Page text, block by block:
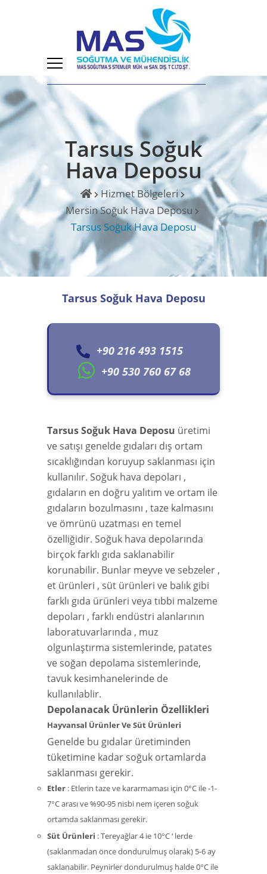
Tarsus Soğuk
Hava Deposu
Hizmet Bölgeleri
Mersin Soğuk Hava Deposu
Tarsus Soğuk Hava Deposu
Tarsus Soğuk Hava Deposu
+90 216 493 1515
+90 530 760 67 68
Tarsus Soğuk Hava Deposu üretimi
ve satışı genelde gıdaları dış ortam
sıcaklığından koruyup saklanması için
kullanılır. Soğuk hava depoları ,
gıdaların en doğru yalıtım ve ortam ile
gıdaların bozulmasını , taze kalmasını
ve ömrünü uzatması en temel
özelliğidir. Soğuk hava depolarında
birçok farklı gıda saklanabilir
korunabilir. Bunlar meyve ve sebzeler ,
et ürünleri , süt ürünleri ve balık gibi
farklı gıda ürünleri veya tıbbi malzeme
depoları , farklı endüstri alanlarının
laboratuvarlarında , muz
olgunlaştırma sistemlerinde, patates
ve soğan depolama sistemlerinde,
tavuk kesimhanelerinde de
kullanılablir.
Depolanacak Ürünlerin Özellikleri
Hayvansal Ürünler Ve Süt Ürünleri
Genelde bu gıdalar üretiminden
tüketimine kadar soğuk ortamlarda
saklanması gerekir.
Etler : Etlerin taze ve kararmaması için 0°C ile -1-
7°C arası ve %90-95 nisbi nem içeren soğuk
ortamda saklanması gerekir.
Süt Ürünleri : Tereyağlar 4 ie 10°C ‘ lerde
(saklanmadan önce dondurulmuş olarak) 5-6 ay
saklanabilir. Peynirler dondurulmuş halde 0°C ile